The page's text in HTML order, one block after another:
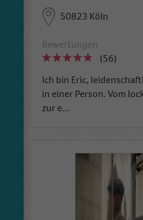
50823 Köln
Bewertungen
(56)
Ich bin Eric,
in einer Person. Vom
zur e...